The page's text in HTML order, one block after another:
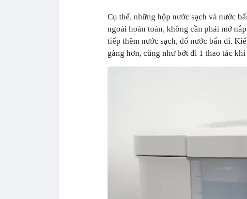
Cụ thể, những hộp nước sạch và nước
ngoài hoàn toàn, không cần phải mở
tiếp thêm nước sạch, đổ nước bẩn đi.
gàng hơn, cũng như bớt đi 1 thao tác